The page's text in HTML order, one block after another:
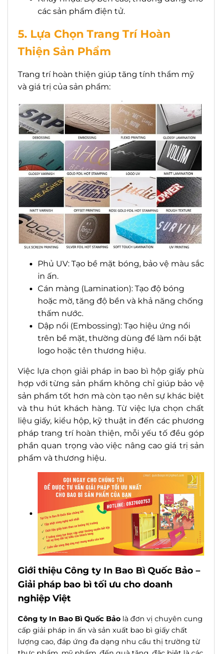
các sản phẩm điện tử.
5. Lựa Chọn Trang Trí Hoàn
Thiện Sản Phẩm
Trang trí hoàn thiện giúp tăng tính thẩm mỹ
và giá trị của sản phẩm:
Phủ UV: Tạo bề mặt bóng, bảo vệ màu sắc
in ấn.
Cán màng (Lamination): Tạo độ bóng
hoặc mờ, tăng độ bền và khả năng chống
thấm nước.
Dập nổi (Embossing): Tạo hiệu ứng nổi
trên bề mặt, thường dùng để làm nổi bật
logo hoặc tên thương hiệu.
Việc lựa chọn giải pháp in bao bì hộp giấy phù
hợp với từng sản phẩm không chỉ giúp bảo vệ
sản phẩm tốt hơn mà còn tạo nên sự khác biệt
và thu hút khách hàng. Từ việc lựa chọn chất
liệu giấy, kiểu hộp, kỹ thuật in đến các phương
pháp trang trí hoàn thiện, mỗi yếu tố đều góp
phần quan trọng vào việc nâng cao giá trị sản
phẩm và thương hiệu.
Giới thiệu Công ty In Bao Bì Quốc Bảo –
Giải pháp bao bì tối ưu cho doanh
nghiệp Việt
Công ty In Bao Bì Quốc Bảo là đơn vị chuyên cung
cấp giải pháp in ấn và sản xuất bao bì giấy chất
lượng cao, đáp ứng đa dạng nhu cầu thị trường từ